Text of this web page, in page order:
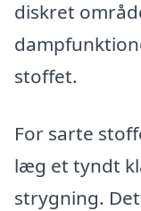
diskret
stoffet.
For sarte
læg et tyndt
strygning.